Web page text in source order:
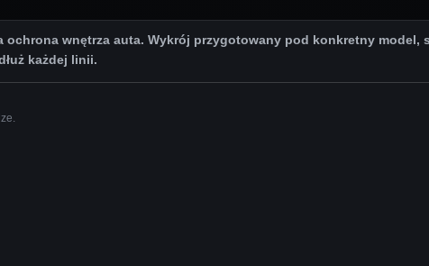
wnętrza auta. Wykrój przygotowany pod konkretny model,
każdej linii.